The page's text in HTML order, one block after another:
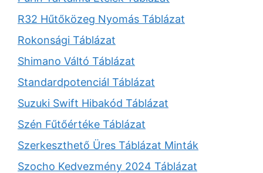
R32 Hűtőközeg Nyomás Táblázat
Rokonsági Táblázat
Shimano Váltó Táblázat
Standardpotenciál Táblázat
Suzuki Swift Hibakód Táblázat
Szén Fűtőértéke Táblázat
Szerkeszthető Üres Táblázat Minták
Szocho Kedvezmény 2024 Táblázat